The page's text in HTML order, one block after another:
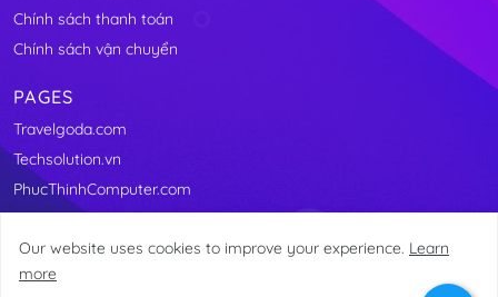
Chính sách thanh toán
Chính sách vận chuyển
PAGES
Travelgoda.com
Techsolution.vn
PhucThinhComputer.com
Our website uses cookies to improve your experience. Learn
more